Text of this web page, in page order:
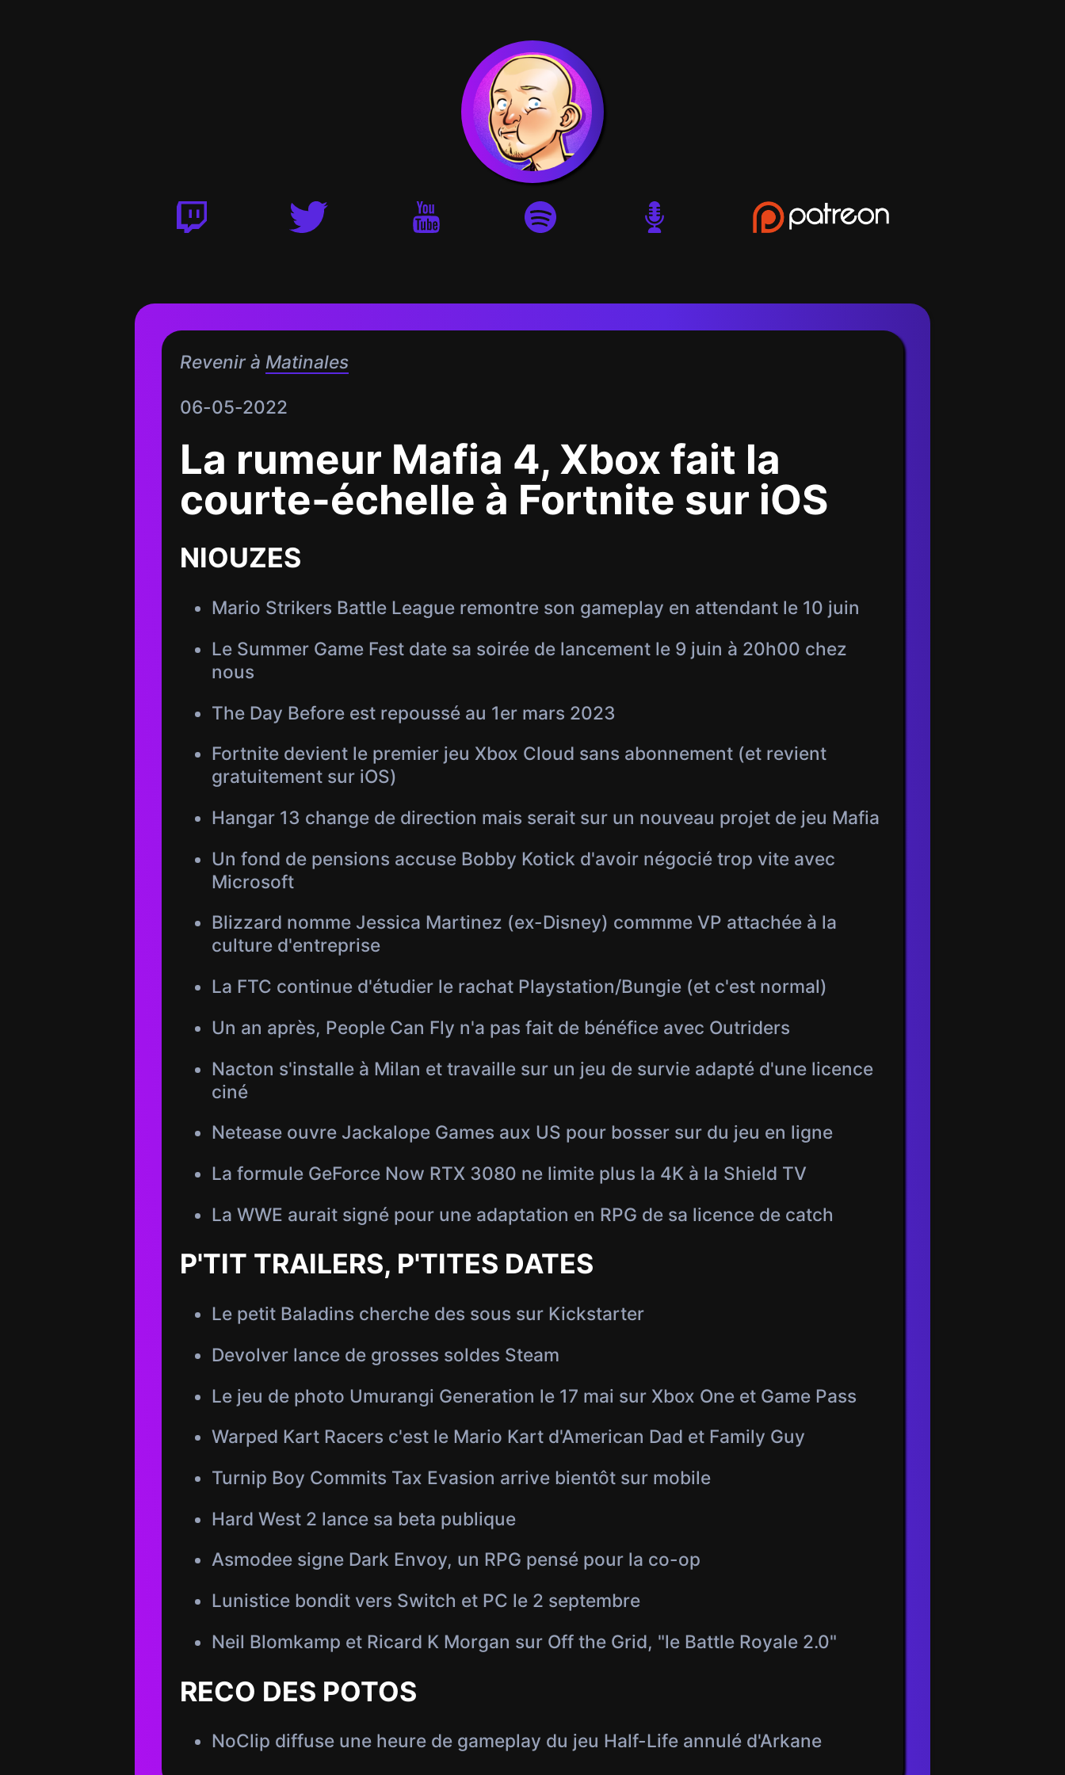
Revenir à Matinales
06-05-2022
La rumeur Mafia 4, Xbox fait la
courte-échelle à Fortnite sur iOS
NIOUZES
Mario Strikers Battle League remontre son gameplay en attendant le 10 juin
Le Summer Game Fest date sa soirée de lancement le 9 juin à 20h00 chez
nous
The Day Before est repoussé au 1er mars 2023
Fortnite devient le premier jeu Xbox Cloud sans abonnement (et revient
gratuitement sur iOS)
Hangar 13 change de direction mais serait sur un nouveau projet de jeu Mafia
Un fond de pensions accuse Bobby Kotick d'avoir négocié trop vite avec
Microsoft
Blizzard nomme Jessica Martinez (ex-Disney) commme VP attachée à la
culture d'entreprise
La FTC continue d'étudier le rachat Playstation/Bungie (et c'est normal)
Un an après, People Can Fly n'a pas fait de bénéfice avec Outriders
Nacton s'installe à Milan et travaille sur un jeu de survie adapté d'une licence
ciné
Netease ouvre Jackalope Games aux US pour bosser sur du jeu en ligne
La formule GeForce Now RTX 3080 ne limite plus la 4K à la Shield TV
La WWE aurait signé pour une adaptation en RPG de sa licence de catch
P'TIT TRAILERS, P'TITES DATES
Le petit Baladins cherche des sous sur Kickstarter
Devolver lance de grosses soldes Steam
Le jeu de photo Umurangi Generation le 17 mai sur Xbox One et Game Pass
Warped Kart Racers c'est le Mario Kart d'American Dad et Family Guy
Turnip Boy Commits Tax Evasion arrive bientôt sur mobile
Hard West 2 lance sa beta publique
Asmodee signe Dark Envoy, un RPG pensé pour la co-op
Lunistice bondit vers Switch et PC le 2 septembre
Neil Blomkamp et Ricard K Morgan sur Off the Grid, "le Battle Royale 2.0"
RECO DES POTOS
NoClip diffuse une heure de gameplay du jeu Half-Life annulé d'Arkane